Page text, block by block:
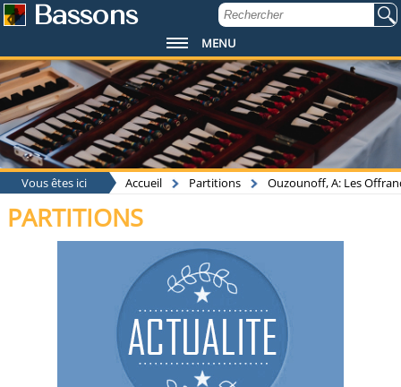
Bassons
MENU
Vous êtes ici Accueil Partitions Ouzounoff, A: Les
PARTITIONS